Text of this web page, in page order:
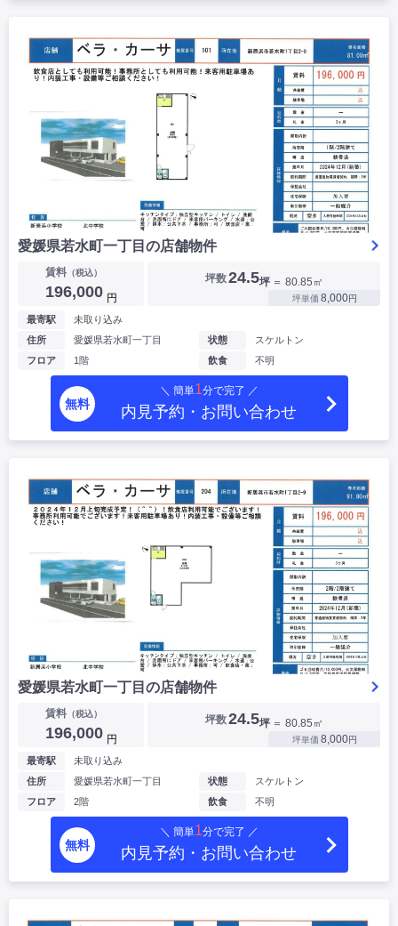
愛媛県若水町一丁目の店舗物件
賃料（税込）
196,000 円
坪数24.5坪 ＝ 80.85㎡
坪単価 8,000円
最寄駅
未取り込み
住所
愛媛県若水町一丁目
フロア
1階
状態
スケルトン
飲食
不明
無料
＼ 簡単1分で完了 ／
内見予約・お問い合わせ
愛媛県若水町一丁目の店舗物件
賃料（税込）
196,000 円
坪数24.5坪 ＝ 80.85㎡
坪単価 8,000円
最寄駅
未取り込み
住所
愛媛県若水町一丁目
フロア
2階
状態
スケルトン
飲食
不明
無料
＼ 簡単1分で完了 ／
内見予約・お問い合わせ